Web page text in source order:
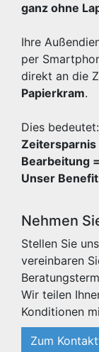
ganz ohne
Ihre
per
direkt an die
Papierkram.
Dies bedeutet:
Zeitersparnis
Bearbeitung
Unser
Nehmen
Stellen Sie
vereinbaren
Wir teilen
Konditionen
Zum